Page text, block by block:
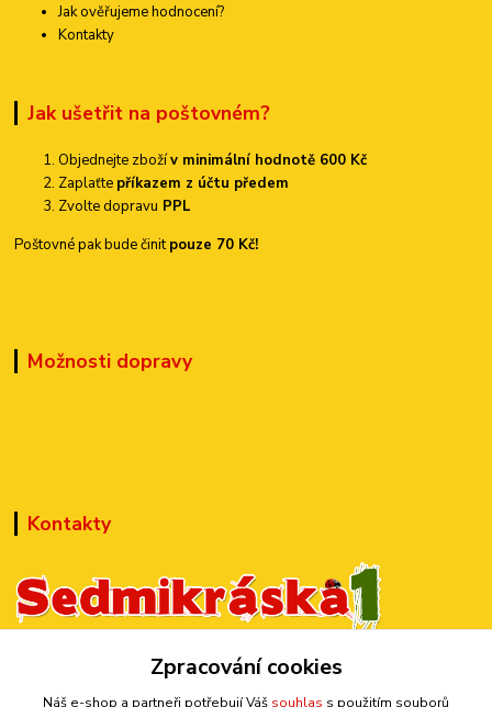
Jak ověřujeme hodnocení?
Kontakty
Jak ušetřit na poštovném?
Objednejte zbožív minimální hodnotě 600 Kč
Zaplaťte příkazem z účtu předem
Zvolte dopravu PPL
Poštovné pak bude činitpouze 70 Kč!
Možnosti dopravy
Kontakty
+420 777 899 301Zpracování cookies
Náš e-shop a partneři potřebují Váš souhlas s použitím souborů